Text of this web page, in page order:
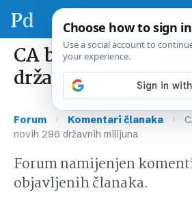
CA bez kupca, ali s
državnih milijuna
Forum › Komentari članaka ›
novih 296 državnih milijuna
Forum namijenjen
objavljenih članaka.